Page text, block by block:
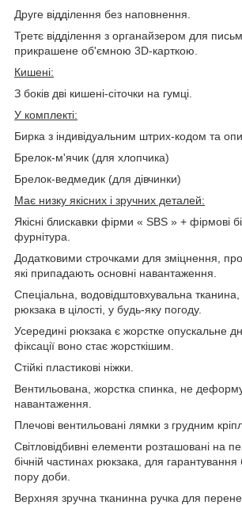
Друге відділення без наповнення.
Третє відділення з органайзером для
прикрашене об'ємною 3D-карткою.
Кишені:
З боків дві кишені-сіточки на гумці.
У комплекті:
Бирка з індивідуальним штрих-кодом та
Брелок-м'ячик (для хлопчика)
Брелок-ведмедик (для дівчинки)
Має низку якісних і зручних деталей:
Якісні блискавки фірми « SBS » + фірмові
фурнітура.
Додатковими строчками для зміцнення,
які припадають основні навантаження.
Спеціальна, водовідштовхувальна тканина,
рюкзака в цілості, у будь-яку погоду.
Усередині рюкзака є жорстке опускальне
фіксації воно стає жорсткішим.
Стійкі пластикові ніжки.
Вентильована, жорстка спинка, не
навантаження.
Плечові вентильовані лямки з грудним
Світловідбивні елементи розташовані на
бічній частинах рюкзака, для
пору доби.
Верхняя зручна тканинна ручка для